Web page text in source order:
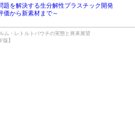
題を解決する生分解性プラスチック開発
価から新素材まで～
ム・レトルトパウチの実態と将来展望
版】